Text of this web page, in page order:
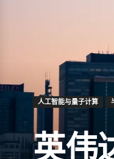
人工智能与量子计算
英伟